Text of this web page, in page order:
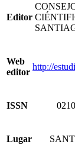
Editor
Web
editor
http://
ISSN
Lugar